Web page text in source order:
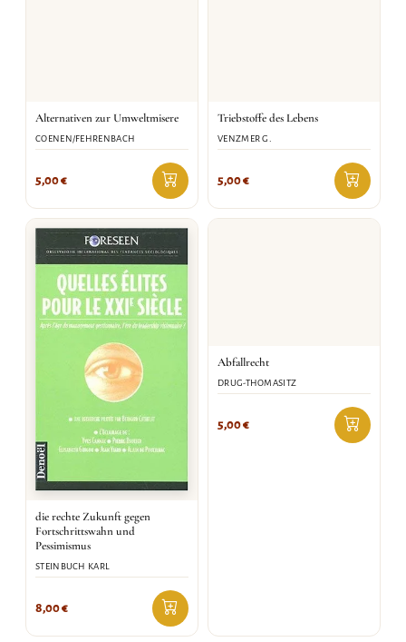
Alternativen zur Umweltmisere
COENEN/FEHRENBACH
5,00€
Triebstoffe des Lebens
VENZMER G.
5,00€
die rechte Zukunft gegen
Fortschrittswahn und
Pessimismus
STEINBUCH KARL
8,00€
Abfallrecht
DRUG-THOMASITZ
5,00€